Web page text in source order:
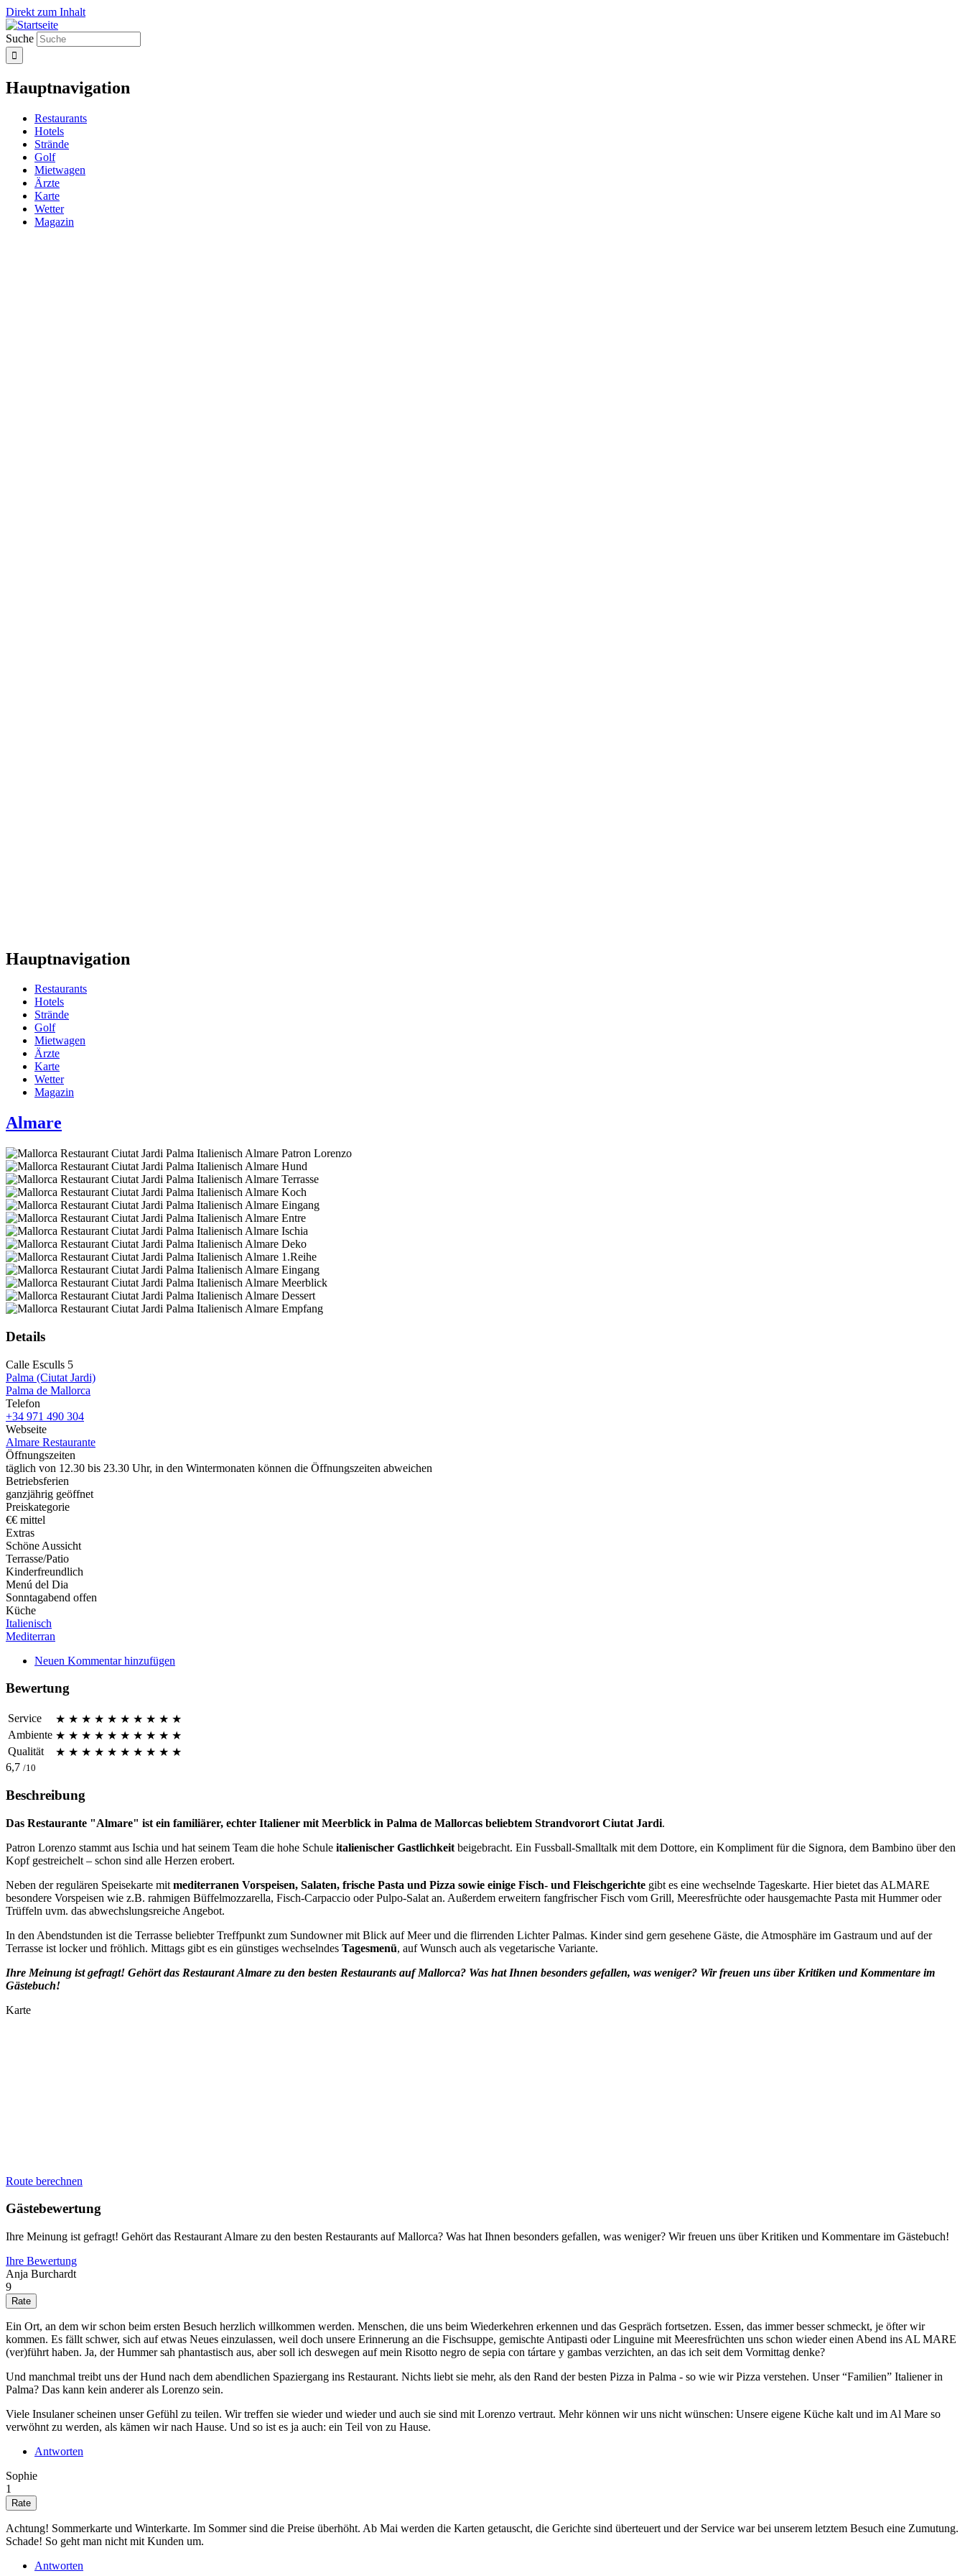
Direkt zum Inhalt
Suche
Hauptnavigation
Restaurants
Hotels
Strände
Golf
Mietwagen
Ärzte
Karte
Wetter
Magazin
Hauptnavigation
Restaurants
Hotels
Strände
Golf
Mietwagen
Ärzte
Karte
Wetter
Magazin
Almare
Details
Calle Esculls 5
Palma (Ciutat Jardi)
Palma de Mallorca
Telefon
+34 971 490 304
Webseite
Almare Restaurante
Öffnungszeiten
täglich von 12.30 bis 23.30 Uhr, in den Wintermonaten können die Öffnungszeiten abweichen
Betriebsferien
ganzjährig geöffnet
Preiskategorie
€€ mittel
Extras
Schöne Aussicht
Terrasse/Patio
Kinderfreundlich
Menú del Dia
Sonntagabend offen
Küche
Italienisch
Mediterran
Neuen Kommentar hinzufügen
Bewertung
Service ★ ★ ★ ★ ★ ★ ★ ★ ★ ★
Ambiente ★ ★ ★ ★ ★ ★ ★ ★ ★ ★
Qualität
★ ★ ★ ★ ★ ★ ★ ★ ★ ★
6,7 /10
Beschreibung
Das Restaurante "Almare" ist ein familiärer, echter Italiener mit Meerblick in Palma de Mallorcas beliebtem Strandvorort Ciutat Jardi.
Patron Lorenzo stammt aus Ischia und hat seinem Team die hohe Schule italienischer Gastlichkeit beigebracht. Ein Fussball-Smalltalk mit dem Dottore, ein Kompliment für die Signora, dem Bambino über den
Kopf gestreichelt – schon sind alle Herzen erobert.
Neben der regulären Speisekarte mit mediterranen Vorspeisen, Salaten, frische Pasta und Pizza sowie einige Fisch- und Fleischgerichte gibt es eine wechselnde Tageskarte. Hier bietet das ALMARE
besondere Vorspeisen wie z.B. rahmigen Büffelmozzarella, Fisch-Carpaccio oder Pulpo-Salat an. Außerdem erweitern fangfrischer Fisch vom Grill, Meeresfrüchte oder hausgemachte Pasta mit Hummer oder
Trüffeln uvm. das abwechslungsreiche Angebot.
In den Abendstunden ist die Terrasse beliebter Treffpunkt zum Sundowner mit Blick auf Meer und die flirrenden Lichter Palmas. Kinder sind gern gesehene Gäste, die Atmosphäre im Gastraum und auf der
Terrasse ist locker und fröhlich. Mittags gibt es ein günstiges wechselndes Tagesmenü, auf Wunsch auch als vegetarische Variante.
Ihre Meinung ist gefragt! Gehört das RestaurantAlmare zu den besten Restaurants auf Mallorca? Was hat Ihnen besonders gefallen, was weniger? Wir freuen uns über Kritiken und Kommentare im
Gästebuch!
Karte
Route berechnen
Gästebewertung
Ihre Meinung ist gefragt! Gehört das Restaurant Almare zu den besten Restaurants auf Mallorca? Was hat Ihnen besonders gefallen, was weniger? Wir freuen uns über Kritiken und Kommentare im Gästebuch!
Ihre Bewertung
Anja Burchardt
9
Ein Ort, an dem wir schon beim ersten Besuch herzlich willkommen werden. Menschen, die uns beim Wiederkehren erkennen und das Gespräch fortsetzen. Essen, das immer besser schmeckt, je öfter wir
kommen. Es fällt schwer, sich auf etwas Neues einzulassen, weil doch unsere Erinnerung an die Fischsuppe, gemischte Antipasti oder Linguine mit Meeresfrüchten uns schon wieder einen Abend ins AL MARE
(ver)führt haben. Ja, der Hummer sah phantastisch aus, aber soll ich deswegen auf mein Risotto negro de sepia con tártare y gambas verzichten, an das ich seit dem Vormittag denke?
Und manchmal treibt uns der Hund nach dem abendlichen Spaziergang ins Restaurant. Nichts liebt sie mehr, als den Rand der besten Pizza in Palma - so wie wir Pizza verstehen. Unser “Familien” Italiener in
Palma? Das kann kein anderer als Lorenzo sein.
Viele Insulaner scheinen unser Gefühl zu teilen. Wir treffen sie wieder und wieder und auch sie sind mit Lorenzo vertraut. Mehr können wir uns nicht wünschen: Unsere eigene Küche kalt und im Al Mare so
verwöhnt zu werden, als kämen wir nach Hause. Und so ist es ja auch: ein Teil von zu Hause.
Antworten
Sophie
1
Achtung! Sommerkarte und Winterkarte. Im Sommer sind die Preise überhöht. Ab Mai werden die Karten getauscht, die Gerichte sind überteuert und der Service war bei unserem letztem Besuch eine Zumutung.
Schade! So geht man nicht mit Kunden um.
Antworten